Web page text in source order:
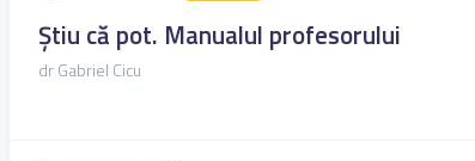
Știu că pot. Manualul profesorului
dr Gabriel Cicu